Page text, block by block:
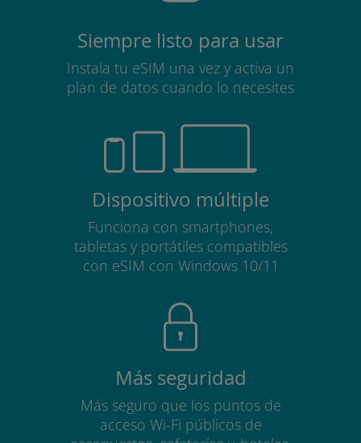
Siempre listo para usar
Instala tu eSIM una vez y activa un
plan de datos cuando lo necesites
Dispositivo múltiple
Funciona con smartphones,
tabletas y portátiles compatibles
con eSIM con Windows 10/11
Más seguridad
Más seguro que los puntos de
acceso Wi-Fi públicos de